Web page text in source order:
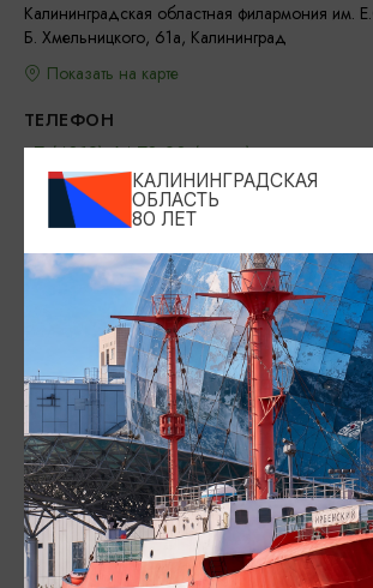
Калининградская областная филармония им.
Б. Хмельницкого, 61а, Калининград
Показать на карте
ТЕЛЕФОН
+7 (4012) 64-78-90 (касса)
ПОЧТА
info@filarmonia39.ru
ВОЗРАСТНЫЕ ОГРАНИЧЕНИЯ
БИЛЕТЫ
800-1500 рублей
ОФИЦИАЛЬНЫЙ САЙТ
https://filarmonia39.ru/
ВКОНТАКТЕ
https://vk.com/filarmonia39
КАЛИНИНГРАДСКАЯ
ОБЛАСТЬ
80 ЛЕТ